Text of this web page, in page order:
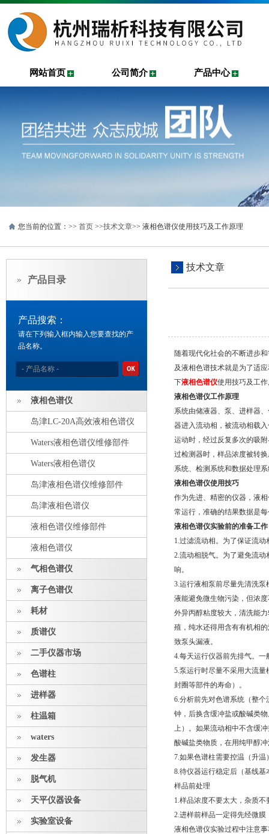
网站首页 公司简介 产品中心
您当前的位置：>> 首页 >>技术文章>> 液相色谱仪使用技巧及工作原理
产品目录
产品搜索：
请在下列输入框内输入您要查找的产
品名称。
液相色谱仪
岛津LC-20A高效液相色谱仪
Waters液相色谱仪维修部件
Waters液相色谱仪
岛津液相色谱仪维修部件
岛津液相色谱仪
液相色谱仪维修部件
液相色谱仪
气相色谱仪
离子色谱仪
耗材
质谱仪
二手仪器市场
色谱柱
进样器
柱温箱
waters
发生器
脱气机
天平仪器设备
实验室设备
技术文章
随着现代化社会的不断进步
及液相色谱技术就是为了适
下液相色谱仪使用技巧及工
液相色谱仪工作原理
系统由储液器、泵、进样器
器进入流动相，被流动相载
运动时，经过反复多次的吸
过检测器时，样品浓度被转
系统、检测系统和数据处理
液相色谱仪使用技巧
作为先进、精密的仪器，液
常运行，准确的结果数据是
液相色谱仪实验前的准备工作
1.过滤流动相。为了保证流
2.流动相脱气。为了避免流
响。
3.运行液相泵前尽量先清洗
液能避免微生物污染，但浓
外异丙醇粘度较大，清洗能
殖，纯水还得用含有有机相
致泵头漏液。
4.每天运行仪器前先排气。
5.泵运行时尽量不采用大流
封圈等部件的寿命）。
6.分析前先对色谱系统（整
钟，后换含缓冲盐或酸碱类
上）。如果流动相中不含缓
酸碱盐类物质，在用纯甲醇
7.如果色谱柱需要控温（升
8.待仪器运行稳定后（基线
样品前处理
1.样品浓度不要太大，杂质
2.进样前样品一定得先经微膜
液相色谱仪实验过程中注意